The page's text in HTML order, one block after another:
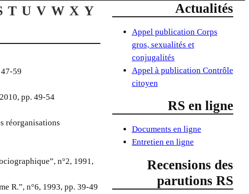
T U V W X Y
59
pp. 49-54
réorganisations
n°2, 1991,
R.”, n°6, 1993, pp. 39-49
Actualités
Appel publication Corps
gros, sexualités et
conjugalités
Appel à publication Contrôle
citoyen
RS en ligne
Documents en ligne
Entretien en ligne
Recensions des
parutions RS